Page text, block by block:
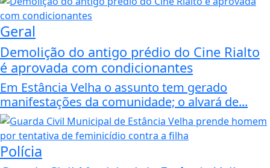
Geral
Demolição do antigo prédio do Cine Rialto
é aprovada com condicionantes
Em Estância Velha o assunto tem gerado
manifestações da comunidade; o alvará de...
Polícia